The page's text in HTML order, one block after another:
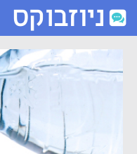
5 טיפים פשוטים לחיים בריאים יותר - ניוזבוקס